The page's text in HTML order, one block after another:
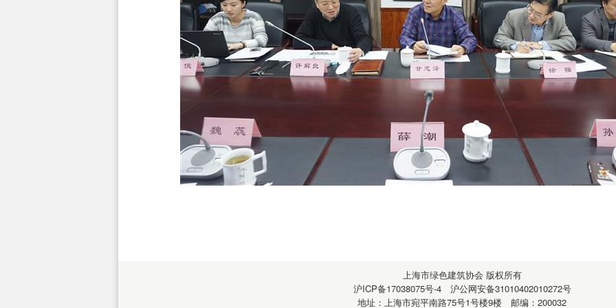
上海市绿色建筑协会 版权所有
沪ICP备17038075号-4沪公网安备31010402010272号
地址：上海市宛平南路75号1号楼9楼 邮编：200032